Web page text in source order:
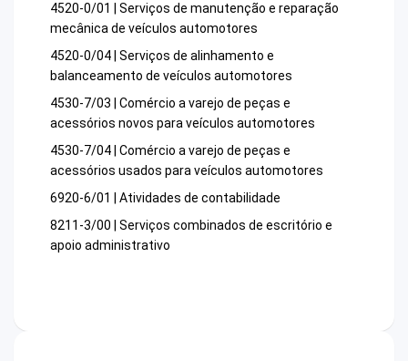
4520-0/01 | Serviços de manutenção e reparação
mecânica de veículos automotores
4520-0/04 | Serviços de alinhamento e
balanceamento de veículos automotores
4530-7/03 | Comércio a varejo de peças e
acessórios novos para veículos automotores
4530-7/04 | Comércio a varejo de peças e
acessórios usados para veículos automotores
6920-6/01 | Atividades de contabilidade
8211-3/00 | Serviços combinados de escritório e
apoio administrativo